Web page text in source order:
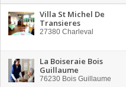
Villa St Michel De
Transieres
27380 Charleval
La Boiseraie Bois
Guillaume
76230 Bois Guillaume